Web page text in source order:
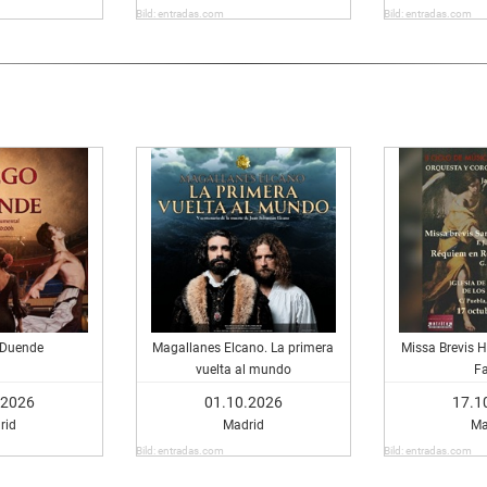
Bild: entradas.com Bild: entradas.com
Magallanes Elcano. La primera
vuelta al mundo
01.10.2026
Madrid
Bild: entradas.com
Missa Brevis
Bild: entradas.com